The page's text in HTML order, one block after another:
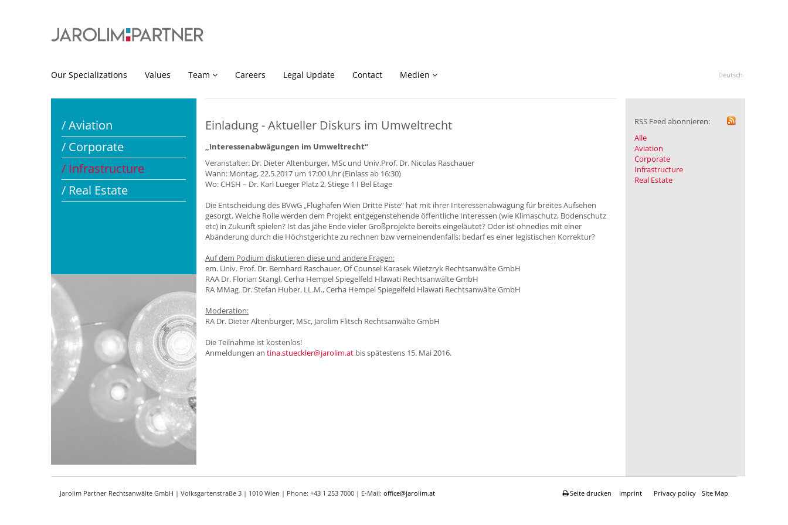
Our Specializations Values Team Careers Legal Update Contact Medien Deutsch
/ Aviation
/ Corporate
/ Infrastructure
/ Real Estate
Einladung - Aktueller Diskurs im Umweltrecht
„Interessenabwägungen im Umweltrecht“
Veranstalter: Dr. Dieter Altenburger, MSc und Univ.Prof. Dr. Nicolas Raschauer
Wann: Montag, 22.5.2017 um 17:00 Uhr (Einlass ab 16:30)
Wo: CHSH – Dr. Karl Lueger Platz 2, Stiege 1 I Bel Etage
Die Entscheidung des BVwG „Flughafen Wien Dritte Piste“ hat mit ihrer Interessenabwägung für breites Aufsehen
gesorgt. Welche Rolle werden dem Projekt entgegenstehende öffentliche Interessen (wie Klimaschutz, Bodenschutz
etc) in Zukunft spielen? Ist das jähe Ende vieler Großprojekte bereits eingeläutet? Oder ist ohnedies mit einer
Abänderung durch die Höchstgerichte zu rechnen bzw verneinendenfalls: bedarf es einer legistischen Korrektur?
Auf dem Podium diskutieren diese und andere Fragen:
em. Univ. Prof. Dr. Bernhard Raschauer, Of Counsel Karasek Wietzryk Rechtsanwälte GmbH
RAA Dr. Florian Stangl, Cerha Hempel Spiegelfeld Hlawati Rechtsanwälte GmbH
RA MMag. Dr. Stefan Huber, LL.M., Cerha Hempel Spiegelfeld Hlawati Rechtsanwälte GmbH
Moderation:
RA Dr. Dieter Altenburger, MSc, Jarolim Flitsch Rechtsanwälte GmbH
Die Teilnahme ist kostenlos!
Anmeldungen an tina.stueckler@jarolim.atbis spätestens 15. Mai 2016.
RSS Feed abonnieren:
Alle
Aviation
Corporate
Infrastructure
Real Estate
Jarolim Partner Rechtsanwälte GmbH | Volksgartenstraße 3 | 1010 Wien | Phone: +43 1 253 7000 | E-Mail: office@jarolim.at Site Map
Privacy policy
Imprint
Seite drucken